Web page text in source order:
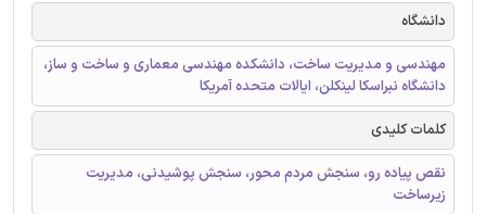
دانشگاه
مهندسی و مدیریت ساخت، دانشکده مهندسی معماری و ساخت و ساز،
دانشگاه نبراسکا لینکلن، ایالات متحده آمریکا
کلمات کلیدی
نقص پیاده رو، سنجش مردم محور، سنجش پوشیدنی، مدیریت
زیرساخت